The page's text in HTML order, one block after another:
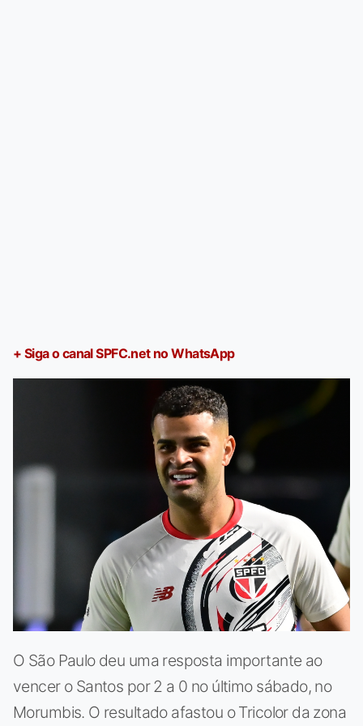
+ Siga o canal SPFC.net no WhatsApp
O São Paulo deu uma resposta importante ao
vencer o Santos por 2 a 0 no último sábado, no
Morumbis. O resultado afastou o Tricolor da zona